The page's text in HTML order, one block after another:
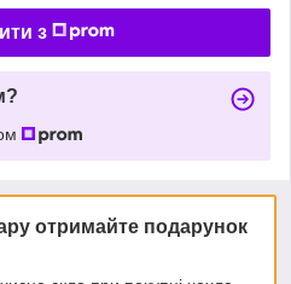
з
отримайте подарунок